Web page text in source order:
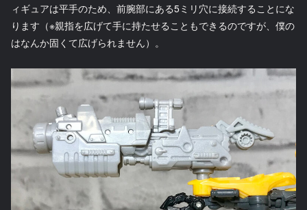
ィギュアは平手のため、前腕部にある5ミリ穴に接続することにな
ります（※親指を広げて手に持たせることもできるのですが、僕の
はなんか固くて広げられません）。